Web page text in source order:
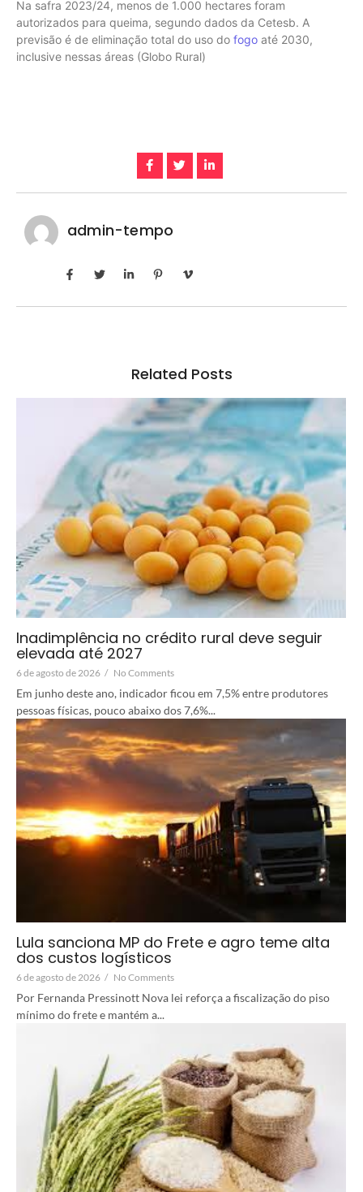
Na safra 2023/24, menos de 1.000 hectares foram
autorizados para queima, segundo dados da Cetesb. A
previsão é de eliminação total do uso do fogo até 2030,
inclusive nessas áreas (Globo Rural)
admin-tempo
Related Posts
Inadimplência no crédito rural deve seguir
elevada até 2027
6 de agosto de 2026 / No Comments
Em junho deste ano, indicador ficou em 7,5% entre produtores
pessoas físicas, pouco abaixo dos 7,6%...
Lula sanciona MP do Frete e agro teme alta
dos custos logísticos
6 de agosto de 2026 / No Comments
Por Fernanda Pressinott Nova lei reforça a fiscalização do piso
mínimo do frete e mantém a...